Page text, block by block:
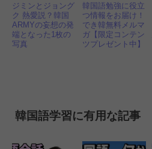
ジミンとジョング
ク 熱愛説？韓国
ARMYの妄想の発
端となった1枚の
写真
韓国語勉強に役立
つ情報をお届け！
でき韓無料メルマ
ガ【限定コンテン
ツプレゼント中】
韓国語学習に有用な記事